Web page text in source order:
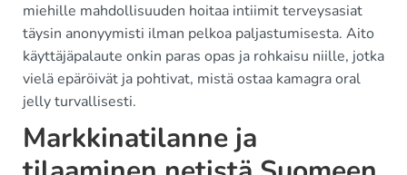
miehille mahdollisuuden hoitaa intiimit terveysasiat
täysin anonyymisti ilman pelkoa paljastumisesta. Aito
käyttäjäpalaute onkin paras opas ja rohkaisu niille, jotka
vielä epäröivät ja pohtivat, mistä ostaa kamagra oral
jelly turvallisesti.
Markkinatilanne ja